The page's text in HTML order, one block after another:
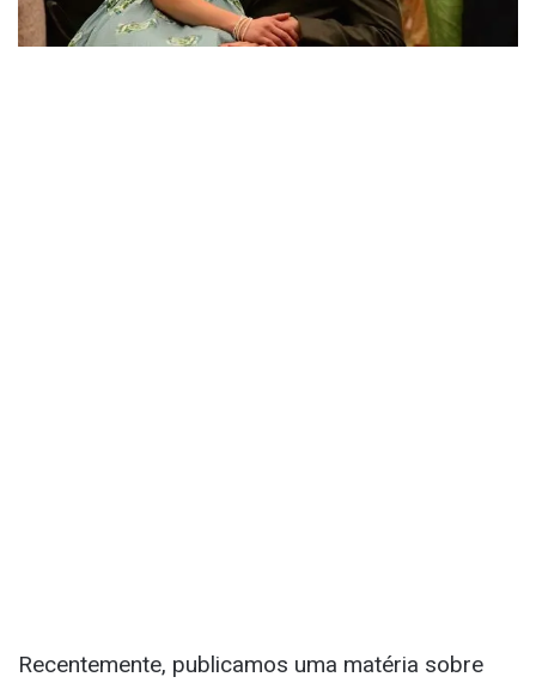
Recentemente, publicamos uma matéria sobre